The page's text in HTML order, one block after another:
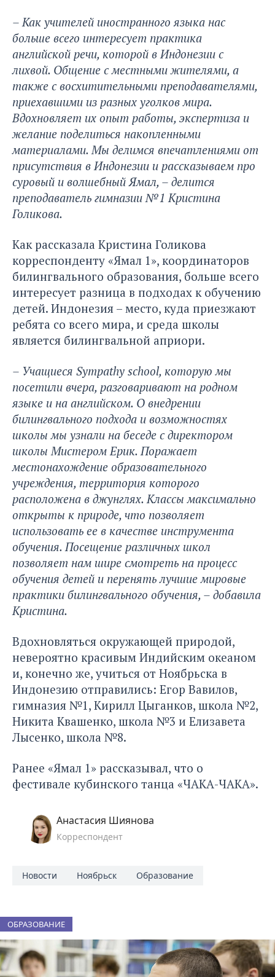
– Как учителей иностранного языка нас
больше всего интересует практика
английской речи, которой в Индонезии с
лихвой. Общение с местными жителями, а
также с восхитительными преподавателями,
приехавшими из разных уголков мира.
Вдохновляет их опыт работы, экспертиза и
желание поделиться накопленными
материалами. Мы делимся впечатлениями от
присутствия в Индонезии и рассказываем про
суровый и волшебный Ямал, – делится
преподаватель гимназии №1 Кристина
Голикова.
Как рассказала Кристина Голикова
корреспонденту «Ямал 1», координаторов
билингвального образования, больше всего
интересует разница в подходах к обучению
детей. Индонезия – место, куда приезжают
ребята со всего мира, и среда школы
является билингвальной априори.
– Учащиеся Sympathy school, которую мы
посетили вчера, разговаривают на родном
языке и на английском. О внедрении
билингвального подхода и возможностях
школы мы узнали на беседе с директором
школы Мистером Ерик. Поражает
местонахождение образовательного
учреждения, территория которого
расположена в джунглях. Классы максимально
открыты к природе, что позволяет
использовать ее в качестве инструмента
обучения. Посещение различных школ
позволяет нам шире смотреть на процесс
обучения детей и перенять лучшие мировые
практики билингвального обучения, – добавила
Кристина.
Вдохновляться окружающей природой,
невероятно красивым Индийским океаном
и, конечно же, учиться от Ноябрьска в
Индонезию отправились: Егор Вавилов,
гимназия №1, Кирилл Цыганков, школа №2,
Никита Квашенко, школа №3 и Елизавета
Лысенко, школа №8.
Ранее «Ямал 1» рассказывал, что о
фестивале кубинского танца «ЧАКА-ЧАКА».
Анастасия Шиянова
Корреспондент
Новости Ноябрьск Образование
ОБРАЗОВАНИЕ